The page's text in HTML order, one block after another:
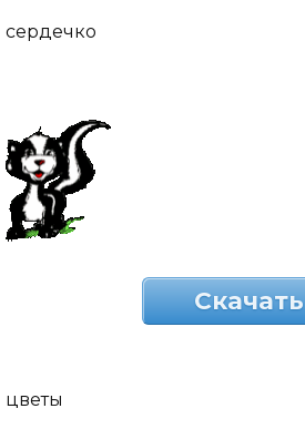
сердечко
Скачать
цветы